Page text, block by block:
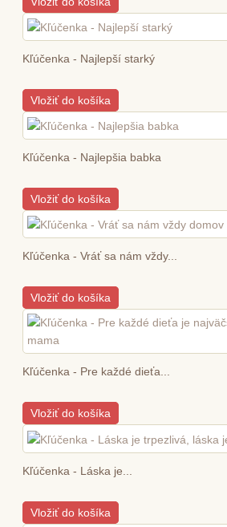
Kľúčenka - Najlepší starký
Vložiť do košíka
Kľúčenka - Najlepšia babka
Vložiť do košíka
Kľúčenka - Vráť sa nám vždy...
Vložiť do košíka
Kľúčenka - Pre každé dieťa...
Vložiť do košíka
Kľúčenka - Láska je...
Vložiť do košíka